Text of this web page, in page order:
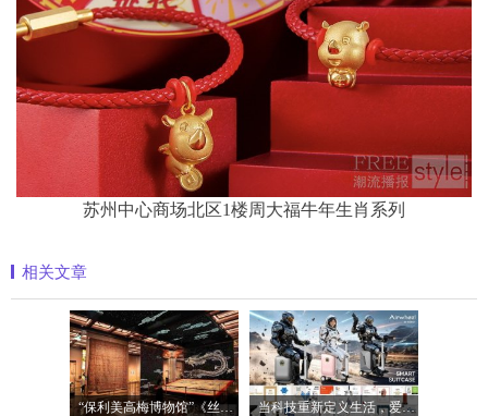
苏州中心商场北区1楼周大福牛年生肖系列
相关文章
“保利美高梅博物馆”《丝路》大展最后 当科技重新定义生活，爱尔威Airwheel正在